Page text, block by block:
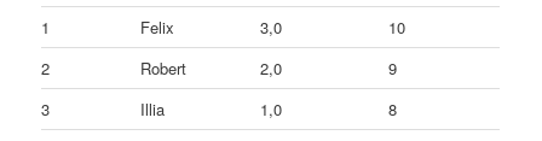
1
Felix 3,0
10
2
Robert 2,0
9
3
Illia 1,0
8